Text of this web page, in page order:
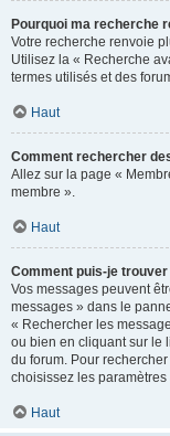
Pourquoi ma recherche
Votre recherche renvoie
Utilisez la « Recherche
termes utilisés et des
Haut
Comment rechercher
Allez sur la page «
membre ».
Haut
Comment puis-je
Vos messages peuvent
messages » dans le
« Rechercher les
ou bien en cliquant sur le
du forum. Pour
choisissez les
Haut